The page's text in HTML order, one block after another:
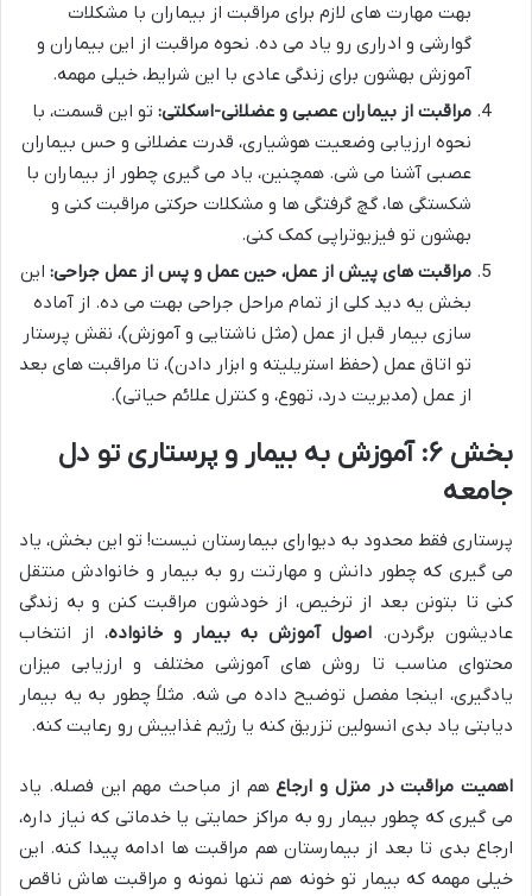
بهت مهارت های لازم برای مراقبت از بیماران با مشکلات
گوارشی و ادراری رو یاد می ده. نحوه مراقبت از این بیماران و
آموزش بهشون برای زندگی عادی با این شرایط، خیلی مهمه.
مراقبت از بیماران عصبی و عضلانی-اسکلتی: تو این قسمت، با
نحوه ارزیابی وضعیت هوشیاری، قدرت عضلانی و حس بیماران
عصبی آشنا می شی. همچنین، یاد می گیری چطور از بیماران با
شکستگی ها، گچ گرفتگی ها و مشکلات حرکتی مراقبت کنی و
بهشون تو فیزیوتراپی کمک کنی.
مراقبت های پیش از عمل، حین عمل و پس از عمل جراحی: این
بخش یه دید کلی از تمام مراحل جراحی بهت می ده. از آماده
سازی بیمار قبل از عمل (مثل ناشتایی و آموزش)، نقش پرستار
تو اتاق عمل (حفظ استریلیته و ابزار دادن)، تا مراقبت های بعد
از عمل (مدیریت درد، تهوع، و کنترل علائم حیاتی).
بخش ۶: آموزش به بیمار و پرستاری تو دل
جامعه
پرستاری فقط محدود به دیوارای بیمارستان نیست! تو این بخش، یاد
می گیری که چطور دانش و مهارتت رو به بیمار و خانوادش منتقل
کنی تا بتونن بعد از ترخیص، از خودشون مراقبت کنن و به زندگی
عادیشون برگردن. اصول آموزش به بیمار و خانواده، از انتخاب
محتوای مناسب تا روش های آموزشی مختلف و ارزیابی میزان
یادگیری، اینجا مفصل توضیح داده می شه. مثلاً چطور به یه بیمار
دیابتی یاد بدی انسولین تزریق کنه یا رژیم غذاییش رو رعایت کنه.
اهمیت مراقبت در منزل و ارجاعهم از مباحث مهم این فصله. یاد
می گیری که چطور بیمار رو به مراکز حمایتی یا خدماتی که نیاز داره،
ارجاع بدی تا بعد از بیمارستان هم مراقبت ها ادامه پیدا کنه. این
خیلی مهمه که بیمار تو خونه هم تنها نمونه و مراقبت هاش ناقص